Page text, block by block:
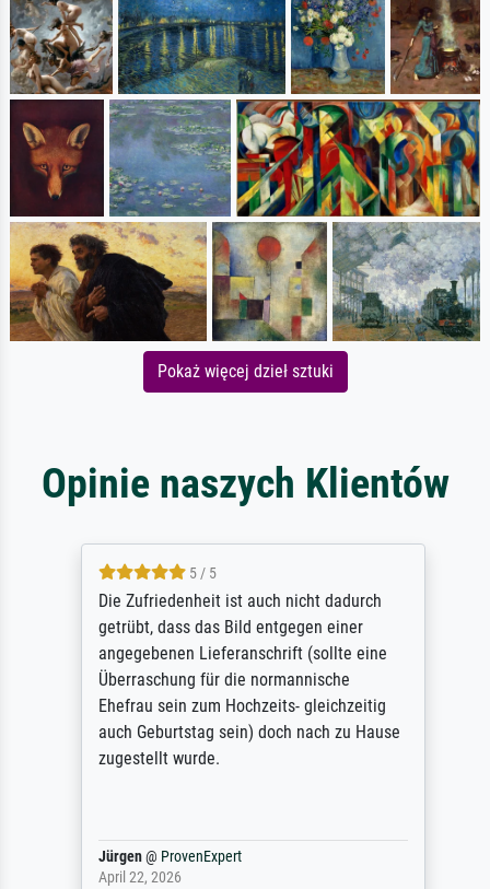
Pokaż więcej dzieł sztuki
Opinie naszych Klientów
5 / 5
Die Zufriedenheit ist auch nicht dadurch
getrübt, dass das Bild entgegen einer
angegebenen Lieferanschrift (sollte eine
Überraschung für die normannische
Ehefrau sein zum Hochzeits- gleichzeitig
auch Geburtstag sein) doch nach zu Hause
zugestellt wurde.
Jürgen@ProvenExpert
April 22, 2026